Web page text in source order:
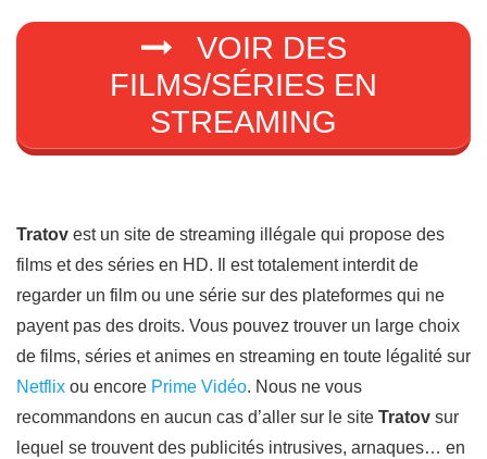
VOIR DES
FILMS/SÉRIES EN
STREAMING
Tratov est un site de streaming illégale qui propose des
films et des séries en HD. Il est totalement interdit de
regarder un film ou une série sur des plateformes qui ne
payent pas des droits. Vous pouvez trouver un large choix
de films, séries et animes en streaming en toute légalité sur
Netflix ou encore Prime Vidéo. Nous ne vous
recommandons en aucun cas d’aller sur le site Tratov sur
lequel se trouvent des publicités intrusives, arnaques… en